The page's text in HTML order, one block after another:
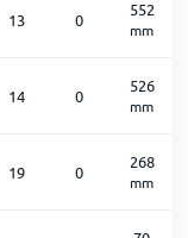
13 0
552
mm
14 0
526
mm
19 0
268
mm